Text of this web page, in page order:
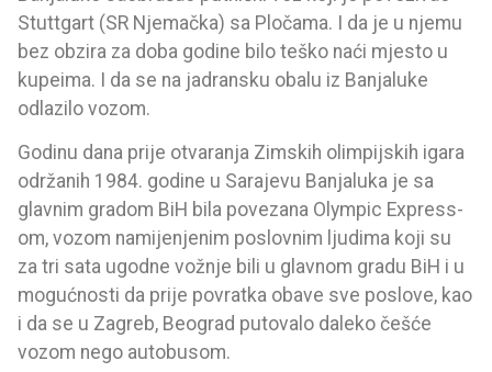
Stuttgart (SR Njemačka) sa Pločama. I da je u njemu
bez obzira za doba godine bilo teško naći mjesto u
kupeima. I da se na jadransku obalu iz Banjaluke
odlazilo vozom.
Godinu dana prije otvaranja Zimskih olimpijskih igara
održanih 1984. godine u Sarajevu Banjaluka je sa
glavnim gradom BiH bila povezana Olympic Express-
om, vozom namijenjenim poslovnim ljudima koji su
za tri sata ugodne vožnje bili u glavnom gradu BiH i u
mogućnosti da prije povratka obave sve poslove, kao
i da se u Zagreb, Beograd putovalo daleko češće
vozom nego autobusom.